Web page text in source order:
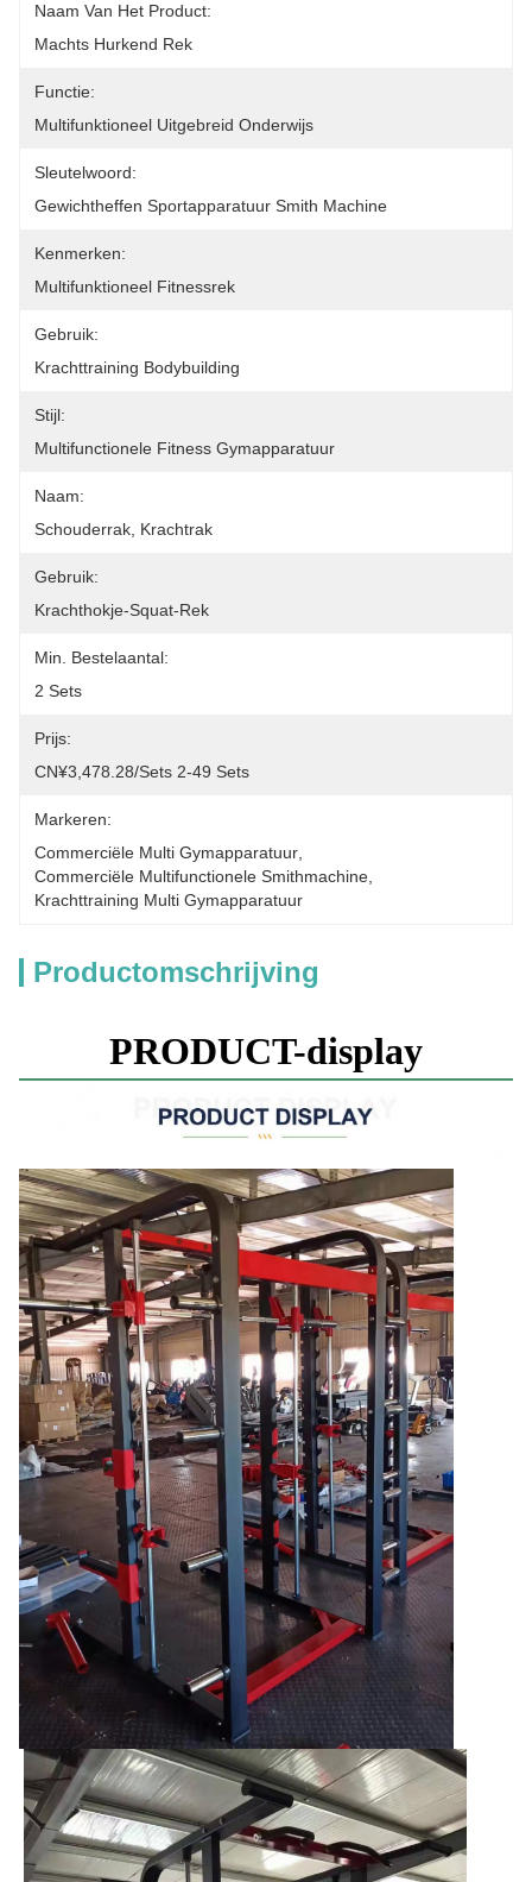
Naam Van Het Product:
Machts Hurkend Rek
Functie:
Multifunktioneel Uitgebreid Onderwijs
Sleutelwoord:
Gewichtheffen Sportapparatuur Smith Machine
Kenmerken:
Multifunktioneel Fitnessrek
Gebruik:
Krachttraining Bodybuilding
Stijl:
Multifunctionele Fitness Gymapparatuur
Naam:
Schouderrak, Krachtrak
Gebruik:
Krachthokje-Squat-Rek
Min. Bestelaantal:
2 Sets
Prijs:
CN¥3,478.28/sets 2-49 Sets
Markeren:
Commerciële Multi Gymapparatuur
Commerciële Multifunctionele Smithmachine
Krachttraining Multi Gymapparatuur
Productomschrijving
PRODUCT-display